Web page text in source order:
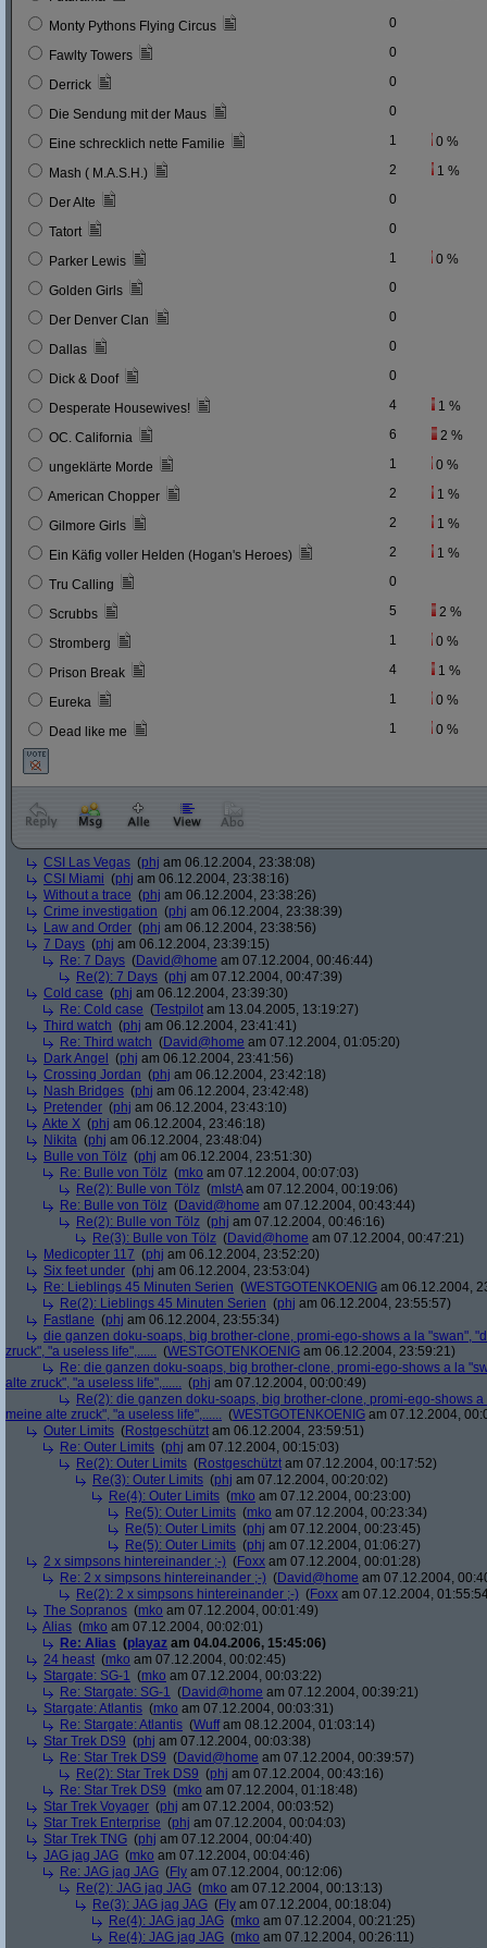
Monty Pythons Flying Circus 0
Fawlty Towers 0
Derrick 0
Die Sendung mit der Maus 0
Eine schrecklich nette Familie 1 0 %
Mash ( M.A.S.H.) 2 1 %
Der Alte 0
Tatort 0
Parker Lewis 1 0 %
Golden Girls 0
Der Denver Clan 0
Dallas 0
Dick & Doof 0
Desperate Housewives! 4 1 %
OC. California 6 2 %
ungeklärte Morde 1 0 %
American Chopper 2 1 %
Gilmore Girls 2 1 %
Ein Käfig voller Helden (Hogan's Heroes) 2 1 %
Tru Calling 0
Scrubbs 5 2 %
Stromberg 1 0 %
Prison Break 4 1 %
Eureka 1 0 %
Dead like me 1 0 %
CSI Las Vegas (phj am 06.12.2004, 23:38:08)
CSI Miami (phj am 06.12.2004, 23:38:16)
Without a trace (phj am 06.12.2004, 23:38:26)
Crime investigation (phj am 06.12.2004, 23:38:39)
Law and Order (phj am 06.12.2004, 23:38:56)
7 Days (phj am 06.12.2004, 23:39:15)
Re: 7 Days (David@home am 07.12.2004, 00:46:44)
Re(2): 7 Days (phj am 07.12.2004, 00:47:39)
Cold case (phj am 06.12.2004, 23:39:30)
Re: Cold case (Testpilot am 13.04.2005, 13:19:27)
Third watch (phj am 06.12.2004, 23:41:41)
Re: Third watch (David@home am 07.12.2004, 01:05:20)
Dark Angel
(phj am 06.12.2004, 23:41:56)
Crossing Jordan (phj am 06.12.2004, 23:42:18)
Nash Bridges (phj am 06.12.2004, 23:42:48)
Pretender (phj am 06.12.2004, 23:43:10)
Akte X (phj am 06.12.2004, 23:46:18)
Nikita (phj am 06.12.2004, 23:48:04)
Bulle von Tölz (phj am 06.12.2004, 23:51:30)
Re: Bulle von Tölz (mko am 07.12.2004, 00:07:03)
Re(2): Bulle von Tölz (mIstAam 07.12.2004, 00:19:06)
Re: Bulle von Tölz (David@home am 07.12.2004, 00:43:44)
Re(2): Bulle von Tölz (phj am 07.12.2004, 00:46:16)
Re(3): Bulle von Tölz (David@home am 07.12.2004, 00:47:21)
Medicopter 117 (phj am 06.12.2004, 23:52:20)
Six feet under (phj am 06.12.2004, 23:53:04)
Re: Lieblings 45 Minuten Serien (WESTGOTENKOENIG am 06.12.2004,
Re(2): Lieblings 45 Minuten Serien (phj am 06.12.2004, 23:55:57)
Fastlane (phj am 06.12.2004, 23:55:34)
die ganzen doku-soaps, big brother-clone, promi-ego-shows a la "swan",
zruck", "a useless life",...... (WESTGOTENKOENIG am 06.12.2004, 23:59:21)
Re: die ganzen doku-soaps, big brother-clone, promi-ego-shows a la
alte zruck", "a useless life",...... (phj am 07.12.2004, 00:00:49)
Re(2): die ganzen doku-soaps, big brother-clone, promi-ego-shows
meine alte zruck", "a useless life",...... (WESTGOTENKOENIG am 07.12.2004,
Outer Limits (Rostgeschützt am 06.12.2004, 23:59:51)
Re: Outer Limits (phj am 07.12.2004, 00:15:03)
Re(2): Outer Limits (Rostgeschützt am 07.12.2004, 00:17:52)
Re(3): Outer Limits (phj am 07.12.2004, 00:20:02)
Re(4): Outer Limits (mko am 07.12.2004, 00:23:00)
Re(5): Outer Limits (mko am 07.12.2004, 00:23:34)
Re(5): Outer Limits (phj am 07.12.2004, 00:23:45)
Re(5): Outer Limits (phj am 07.12.2004, 01:06:27)
2 x simpsons hintereinander ;-) (Foxx am 07.12.2004, 00:01:28)
Re: 2 x simpsons hintereinander ;-) (David@home am 07.12.2004,
Re(2): 2 x simpsons hintereinander ;-) (Foxx am 07.12.2004,
The Sopranos (mko am 07.12.2004, 00:01:49)
Alias (mko am 07.12.2004, 00:02:01)
Re: Alias (playaz am 04.04.2006, 15:45:06)
24 heast (mko am 07.12.2004, 00:02:45)
Stargate: SG-1 (mko am 07.12.2004, 00:03:22)
Re: Stargate: SG-1 (David@home am 07.12.2004, 00:39:21)
Stargate: Atlantis (mko am 07.12.2004, 00:03:31)
Re: Stargate: Atlantis (Wuffam 08.12.2004, 01:03:14)
Star Trek DS9 (phj am 07.12.2004, 00:03:38)
Re: Star Trek DS9 (David@home am 07.12.2004, 00:39:57)
Re(2): Star Trek DS9 (phj am 07.12.2004, 00:43:16)
Re: Star Trek DS9 (mko am 07.12.2004, 01:18:48)
Star Trek Voyager (phj am 07.12.2004, 00:03:52)
Star Trek Enterprise (phj am 07.12.2004, 00:04:03)
Star Trek TNG (phj am 07.12.2004, 00:04:40)
JAG jag JAG (mko am 07.12.2004, 00:04:46)
Re: JAG jag JAG (Fly am 07.12.2004, 00:12:06)
Re(2): JAG jag JAG (mko am 07.12.2004, 00:13:13)
Re(3): JAG jag JAG (Fly am 07.12.2004, 00:18:04)
Re(4): JAG jag JAG (mko am 07.12.2004, 00:21:25)
Re(4): JAG jag JAG (mko am 07.12.2004, 00:26:11)